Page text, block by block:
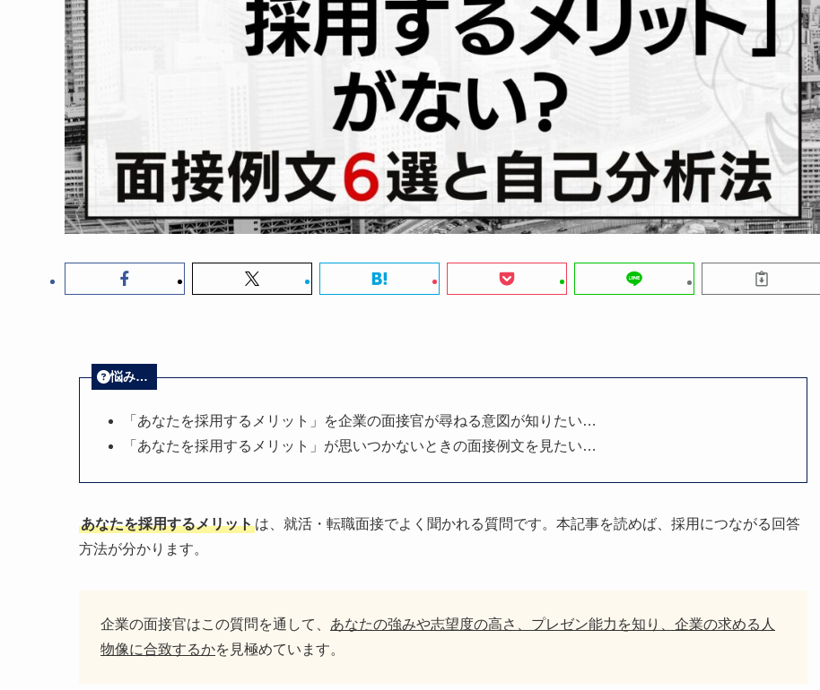
悩み…
「あなたを採用するメリット」を企業の面接官が尋ねる意図が知りたい…
「あなたを採用するメリット」が思いつかないときの面接例文を見たい…
あなたを採用するメリットは、就活・転職面接でよく聞かれる質問です。本記事を読めば、採用につながる回答
方法が分かります。
企業の面接官はこの質問を通して、 あなたの強みや志望度の高さ、プレゼン能力を知り、企業の求める人
物像に合致するかを見極めています。